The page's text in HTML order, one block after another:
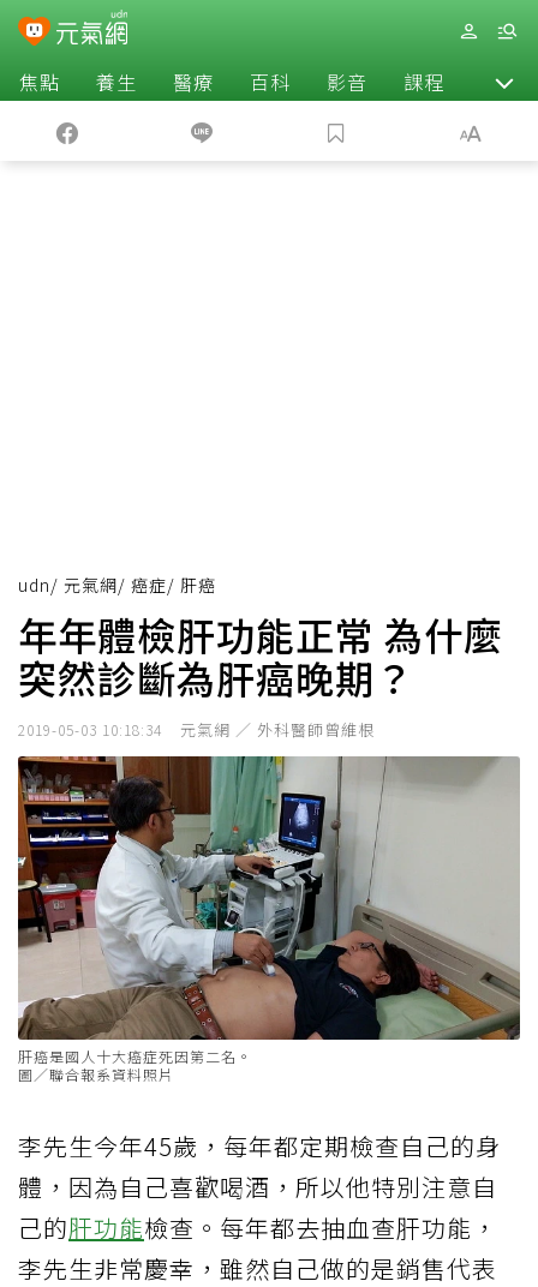
焦點 養生 醫療 百科 影音 課程 退休
udn/ 元氣網/ 癌症/ 肝癌
年年體檢肝功能正常 為什麼
突然診斷為肝癌晚期？
2019-05-03 10:18:34 元氣網 ／ 外科醫師曾維根
肝癌是國人十大癌症死因第二名。
圖／聯合報系資料照片
​​李先生今年45歲，每年都定期檢查自己的身
體，因為自己喜歡喝酒，所以他特別注意自
己的肝功能檢查。每年都去抽血查肝功能，
李先生非常慶幸，雖然自己做的是銷售代表